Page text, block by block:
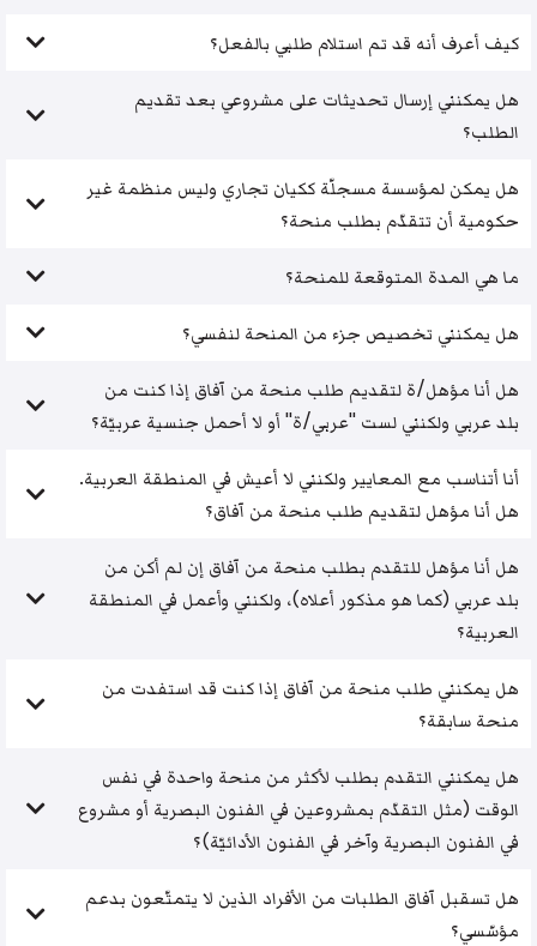
كيف أعرف أنه قد تم استلام طلبي بالفعل؟
هل يمكنني إرسال تحديثات على مشروعي بعد تقديم
الطلب؟
هل يمكن لمؤسسة مسجلّة ككيان تجاري وليس منظمة غير
حكومية أن تتقدّم بطلب منحة؟
ما هي المدة المتوقعة للمنحة؟
هل يمكنني تخصيص جزء من المنحة لنفسي؟
هل أنا مؤهل/ة لتقديم طلب منحة من آفاق إذا كنت من
بلد عربي ولكنني لست "عربي/ة" أو لا أحمل جنسية عربيّة؟
أنا أتناسب مع المعايير ولكنني لا أعيش في المنطقة العربية.
هل أنا مؤهل لتقديم طلب منحة من آفاق؟
هل أنا مؤهل للتقدم بطلب منحة من آفاق إن لم أكن من
بلد عربي (كما هو مذكور أعلاه)، ولكنني وأعمل في المنطقة
العربية؟
هل يمكنني طلب منحة من آفاق إذا كنت قد استفدت من
منحة سابقة؟
هل يمكنني التقدم بطلب لأكثر من منحة واحدة في نفس
الوقت (مثل التقدّم بمشروعين في الفنون البصرية أو مشروع
في الفنون البصرية وآخر في الفنون الأدائيّة)؟
هل تسقبل آفاق الطلبات من الأفراد الذين لا يتمتّعون بدعم
مؤسّسي؟